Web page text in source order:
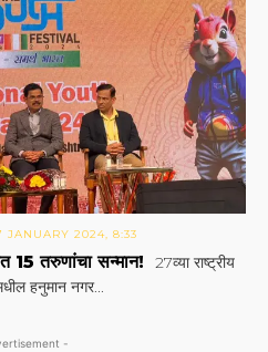
JANUARY 2024, 8:33
15 तरुणांचा सन्मान!
27व्या राष्ट्रीय
हनुमान नगर...
-